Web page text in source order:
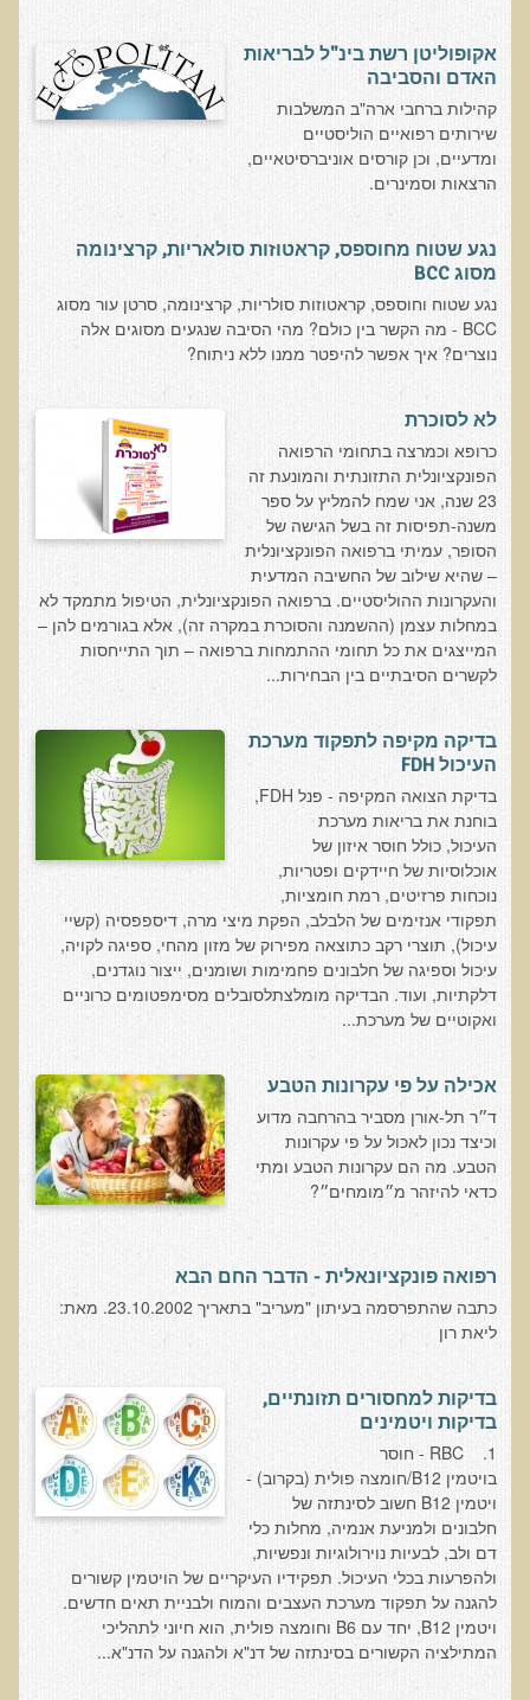
פאנל קרדיו-ווסקולרי - לבריאות מערכת כלי הדם והלב
בדיקת שיער לאיתור מחסור במינרלים
בדיקות לאבחון מחסורים וסיכונים
בדיקת צואה לאיתור מוקדם של סרטן המעי הגס M2PK
בדיקות למחסורים תזונתיים, בדיקות ויטמינים
בדיקות לקזיאו-מורפינים וגלוטיאו-מורפינים
שאלות ותשובות למעבדה
רשימת משאבים לפציינט
רשימת תוצרת מרוססת
רשימת מאכלים המכילים חומצה אוקסלית
דף כספית
רשימת מאכלים המכילים היסטמין
עשרת המזונות
עדויות מטופלים
תודה לך דוקטור על חוויה נהדרת
אדם ורופא שנותן לי אלטרנטיבה אחרת ממה שהרופאים שפגשתי נתנו
לי
ירדתי ל- 2 מגנזיום גליצינייט ליום ולא לקחתי את הלית'נייז כבר חודש
​תודה לך עדיאל על הפגישה היום. מאד שמחתי על האווירה האופטימית
עצוב נורא לחשוב שכל כך הרבה אנשים מאמינים שכימותרפיה היא
התקווה היחידה כאשר מאובחנים עם סרטן
אנחנו מאושרים מאוד שביצענו ואת הבדיקה וממליצים בחום לכל מי
שסובל לעשות אותה.
הבריאות של כל המשפחה השתפרה
תודה דר' עדיאל שהצלת את חיי!
אודות
הצוות שלנו
ד"ר שולמית לוריא (MD)
אקופוליטן רשת בינ"ל לבריאות האדם והסביבה
מיהו ד"ר עדיאל תל-אורן
הארגון למזעור החשיפה האלקטרומגנטית
מרפ"י - המרכז לרפואה פונקציונאלית בישראל
הארגון העולמי לבריאות נפשית פונקציונאלית
הקלה בדיכאון חמור
אקופוליטן רשת בינ"ל לבריאות
האדם והסביבה
קהילות ברחבי ארה"ב המשלבות
שירותים רפואיים הוליסטיים
ומדעיים, וכן קורסים אוניברסיטאיים,
הרצאות וסמינרים.
נגע שטוח מחוספס, קראטוזות סולאריות, קרצינומה
מסוג BCC
נגע שטוח וחוספס, קראטוזות סולריות, קרצינומה, סרטן עור מסוג
BCC - מה הקשר בין כולם? מהי הסיבה שנגעים מסוגים אלה
נוצרים? איך אפשר להיפטר ממנו ללא ניתוח?
לא לסוכרת
כרופא וכמרצה בתחומי הרפואה
הפונקציונלית התזונתית והמונעת זה
23 שנה, אני שמח להמליץ על ספר
משנה-תפיסות זה בשל הגישה של
הסופר, עמיתי ברפואה הפונקציונלית
– שהיא שילוב של החשיבה המדעית
והעקרונות ההוליסטיים. ברפואה הפונקציונלית, הטיפול מתמקד לא
במחלות עצמן (ההשמנה והסוכרת במקרה זה), אלא בגורמים להן –
המייצגים את כל תחומי ההתמחות ברפואה – תוך התייחסות
לקשרים הסיבתיים בין הבחירות...
בדיקה מקיפה לתפקוד מערכת
העיכול FDH
בדיקת הצואה המקיפה - פנל FDH,
בוחנת את בריאות מערכת
העיכול, כולל חוסר איזון של
אוכלוסיות של חיידקים ופטריות,
נוכחות פרזיטים, רמת חומציות,
תפקודי אנזימים של הלבלב, הפקת מיצי מרה, דיספפסיה (קשיי
עיכול), תוצרי רקב כתוצאה מפירוק של מזון מהחי, ספיגה לקויה,
עיכול וספיגה של חלבונים פחמימות ושומנים, ייצור נוגדנים,
דלקתיות, ועוד. הבדיקה מומלצתלסובלים מסימפטומים כרוניים
ואקוטיים של מערכת...
אכילה על פי עקרונות הטבע
ד״ר תל-אורן מסביר בהרחבה מדוע
וכיצד נכון לאכול על פי עקרונות
הטבע. מה הם עקרונות הטבע ומתי
כדאי להיזהר מ״מומחים״?
רפואה פונקציונאלית - הדבר החם הבא
כתבה שהתפרסמה בעיתון "מעריב" בתאריך 23.10.2002. מאת:
ליאת רון
בדיקות למחסורים תזונתיים,
בדיקות ויטמינים
1. RBC - חוסר
בויטמין B12/חומצה פולית (בקרוב) -
ויטמין B12 חשוב לסינתזה של
חלבונים ולמניעת אנמיה, מחלות כלי
דם ולב, לבעיות נוירולוגיות ונפשיות,
ולהפרעות בכלי העיכול. תפקידיו העיקריים של הויטמין קשורים
להגנה על תפקוד מערכת העצבים והמוח ולבניית תאים חדשים.
ויטמין B12, יחד עם B6 וחומצה פולית, הוא חיוני לתהליכי
המתילציה הקשורים בסינתזה של דנ"א ולהגנה על הדנ"א...